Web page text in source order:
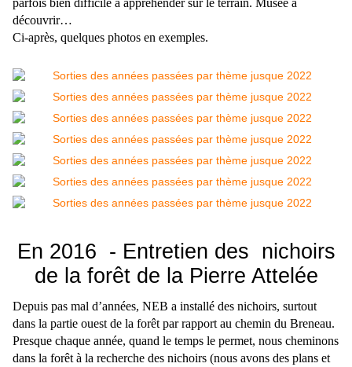
parfois bien difficile à appréhender sur le terrain. Musée à
découvrir…
Ci-après, quelques photos en exemples.
En 2016 - Entretien des nichoirs
de la forêt de la Pierre Attelée
Depuis pas mal d’années, NEB a installé des nichoirs, surtout
dans la partie ouest de la forêt par rapport au chemin du Breneau.
Presque chaque année, quand le temps le permet, nous cheminons
dans la forêt à la recherche des nichoirs (nous avons des plans et